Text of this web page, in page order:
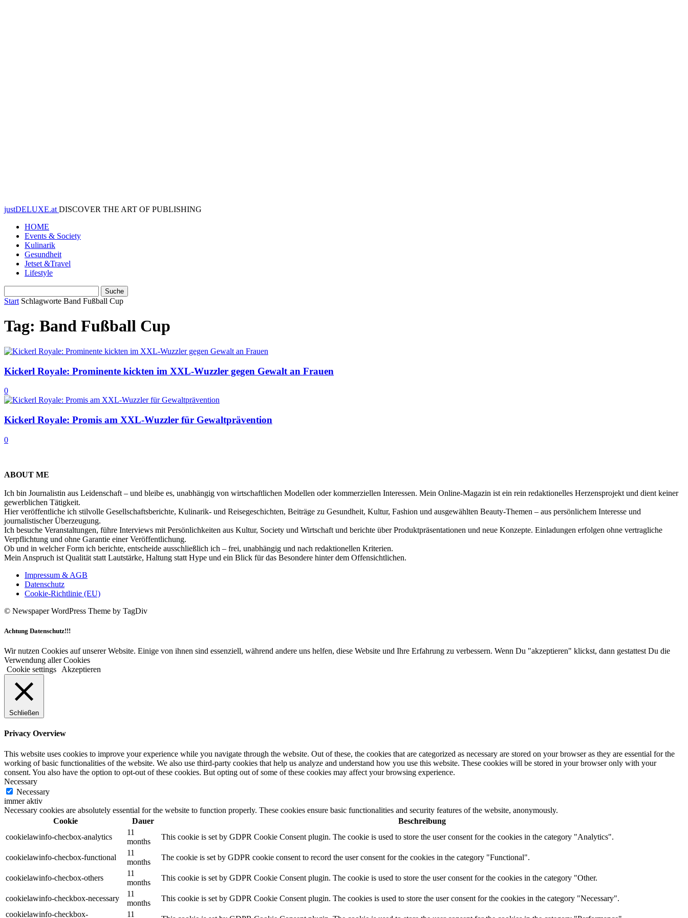
justDELUXE.at DISCOVER THE ART OF PUBLISHING
HOME
Events & Society
Kulinarik
Gesundheit
Jetset &Travel
Lifestyle
Start Schlagworte Band Fußball Cup
Tag: Band Fußball Cup
Kickerl Royale: Prominente kickten im XXL-Wuzzler gegen Gewalt an Frauen
0
Kickerl Royale: Promis am XXL-Wuzzler für Gewaltprävention
0
ABOUT ME
Ich bin Journalistin aus Leidenschaft – und bleibe es, unabhängig von wirtschaftlichen Modellen oder kommerziellen Interessen. Mein Online-Magazin ist ein rein redaktionelles Herzensprojekt und dient keiner
gewerblichen Tätigkeit.
Hier veröffentliche ich stilvolle Gesellschaftsberichte, Kulinarik- und Reisegeschichten, Beiträge zu Gesundheit, Kultur, Fashion und ausgewählten Beauty-Themen – aus persönlichem Interesse und
journalistischer Überzeugung.
Ich besuche Veranstaltungen, führe Interviews mit Persönlichkeiten aus Kultur, Society und Wirtschaft und berichte über Produktpräsentationen und neue Konzepte. Einladungen erfolgen ohne vertragliche
Verpflichtung und ohne Garantie einer Veröffentlichung.
Ob und in welcher Form ich berichte, entscheide ausschließlich ich – frei, unabhängig und nach redaktionellen Kriterien.
Mein Anspruch ist Qualität statt Lautstärke, Haltung statt Hype und ein Blick für das Besondere hinter dem Offensichtlichen.
Impressum & AGB
Datenschutz
Cookie-Richtlinie (EU)
© Newspaper WordPress Theme by TagDiv
Achtung Datenschutz!!!
Wir nutzen Cookies auf unserer Website. Einige von ihnen sind essenziell, während andere uns helfen, diese Website und Ihre Erfahrung zu verbessern. Wenn Du "akzeptieren" klickst, dann gestattest Du die
Verwendung aller Cookies
Cookie settings
Akzeptieren
Schließen
Privacy Overview
This website uses cookies to improve your experience while you navigate through the website. Out of these, the cookies that are categorized as necessary are stored on your browser as they are essential for the
working of basic functionalities of the website. We also use third-party cookies that help us analyze and understand how you use this website. These cookies will be stored in your browser only with your
consent. You also have the option to opt-out of these cookies. But opting out of some of these cookies may affect your browsing experience.
Necessary
Necessary
immer aktiv
Necessary cookies are absolutely essential for the website to function properly. These cookies ensure basic functionalities and security features of the website, anonymously.
Cookie
Dauer
Beschreibung
cookielawinfo-checbox-analytics
11
months
This cookie is set by GDPR Cookie Consent plugin. The cookie is used to store the user consent for the cookies in the category "Analytics".
cookielawinfo-checbox-functional
11
months
The cookie is set by GDPR cookie consent to record the user consent for the cookies in the category "Functional".
cookielawinfo-checbox-others
11
months
This cookie is set by GDPR Cookie Consent plugin. The cookie is used to store the user consent for the cookies in the category "Other.
cookielawinfo-checkbox-necessary
11
months
This cookie is set by GDPR Cookie Consent plugin. The cookies is used to store the user consent for the cookies in the category "Necessary".
cookielawinfo-checkbox-
11